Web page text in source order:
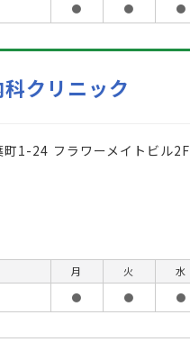
● ● ●
クリニック
町1-24 フラワーメイトビル2F
月 火 水
● ● ●